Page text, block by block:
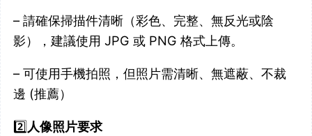
– 請確保掃描件清晰（彩色、完整、無反光或陰
影），建議使用 JPG 或 PNG 格式上傳。
– 可使用手機拍照，但照片需清晰、無遮蔽、不裁
邊 (推薦）
2️⃣人像照片要求